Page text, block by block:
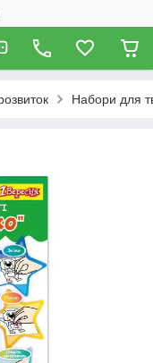
Набори для